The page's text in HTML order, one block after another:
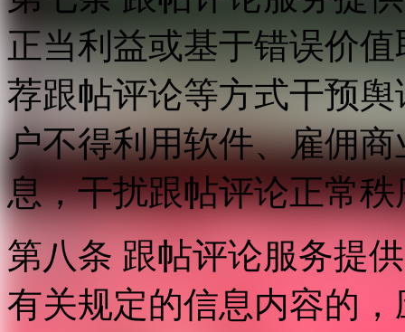
正当利益或基于错误价
荐跟帖评论等方式干预
户不得利用软件、雇佣
息，干扰跟帖评论正常
第八条 跟帖评论服务提
有关规定的信息内容的